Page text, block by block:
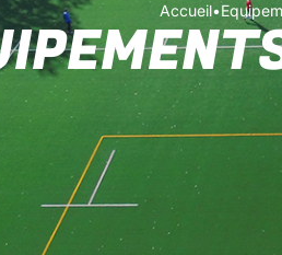
Accueil•